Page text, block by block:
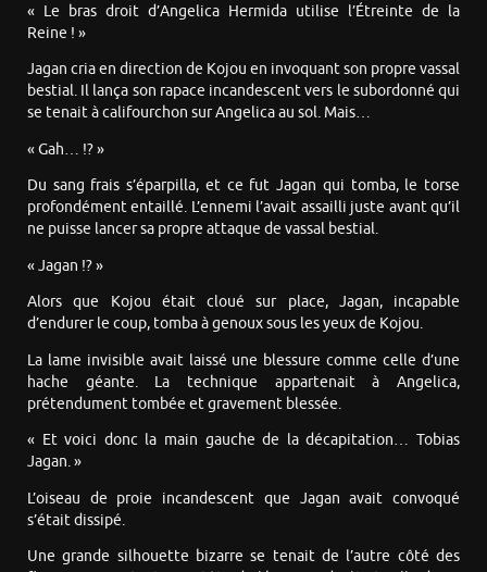
« Le bras droit d’Angelica Hermida utilise l’Étreinte de la
Reine ! »
Jagan cria en direction de Kojou en invoquant son propre vassal
bestial. Il lança son rapace incandescent vers le subordonné qui
se tenait à califourchon sur Angelica au sol. Mais…
« Gah… !? »
Du sang frais s’éparpilla, et ce fut Jagan qui tomba, le torse
profondément entaillé. L’ennemi l’avait assailli juste avant qu’il
ne puisse lancer sa propre attaque de vassal bestial.
« Jagan !? »
Alors que Kojou était cloué sur place, Jagan, incapable
d’endurer le coup, tomba à genoux sous les yeux de Kojou.
La lame invisible avait laissé une blessure comme celle d’une
hache géante. La technique appartenait à Angelica,
prétendument tombée et gravement blessée.
« Et voici donc la main gauche de la décapitation… Tobias
Jagan. »
L’oiseau de proie incandescent que Jagan avait convoqué
s’était dissipé.
Une grande silhouette bizarre se tenait de l’autre côté des